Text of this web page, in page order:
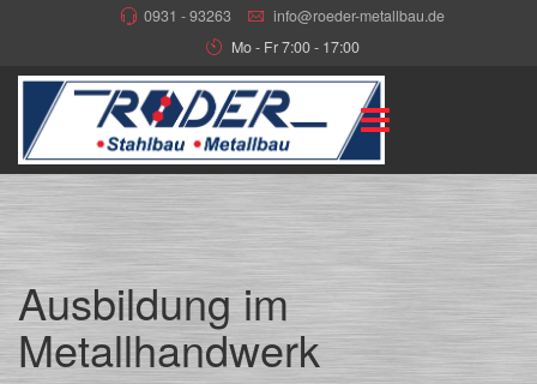
0931 - 93263
info@roeder-metallbau.de
Mo - Fr 7:00 - 17:00
Ausbildung im
Metallhandwerk